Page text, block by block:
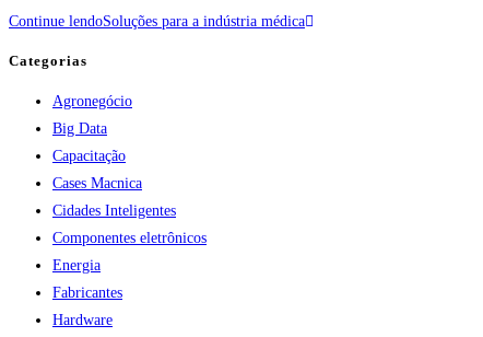
Continue lendoSoluções para a indústria médica
Categorias
Agronegócio
Big Data
Capacitação
Cases Macnica
Cidades Inteligentes
Componentes eletrônicos
Energia
Fabricantes
Hardware